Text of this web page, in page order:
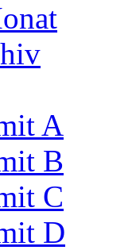
A
B
C
D